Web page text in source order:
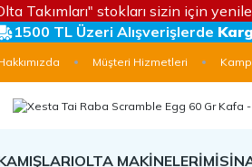
Takımları" stokları sizin için
1500 TL Üzeri Alışverişlerde
Müşteri Hizmetleri
OLTA MAKİNELERİ